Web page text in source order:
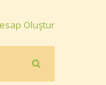
Oluştur